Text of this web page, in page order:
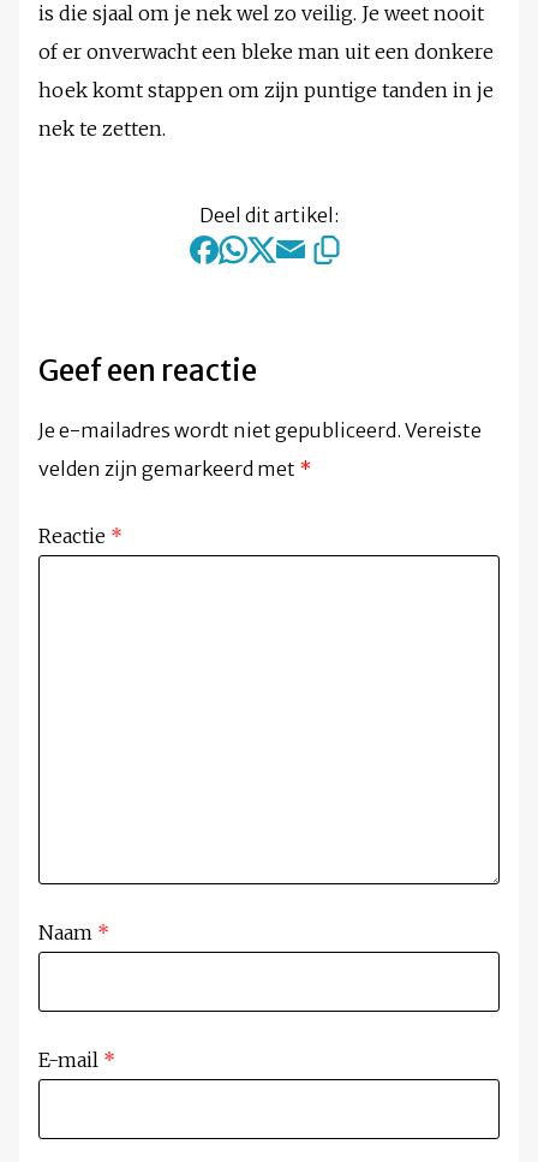
is die sjaal om je nek wel zo veilig. Je weet nooit
of er onverwacht een bleke man uit een donkere
hoek komt stappen om zijn puntige tanden in je
nek te zetten.
Deel dit artikel:
Geef een reactie
Je e-mailadres wordt niet gepubliceerd. Vereiste
velden zijn gemarkeerd met *
Reactie *
Naam *
E-mail *